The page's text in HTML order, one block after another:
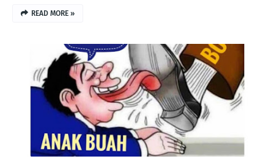
READ MORE »